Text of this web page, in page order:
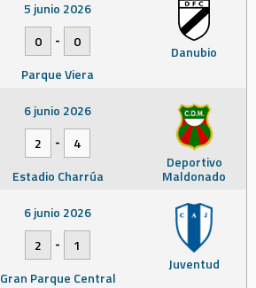
Danubio
5 junio 2026
0
-
0
Parque Viera
Deportivo
Maldonado
6 junio 2026
2
-
4
Estadio Charrúa
Juventud
6 junio 2026
2
-
1
Gran Parque Central